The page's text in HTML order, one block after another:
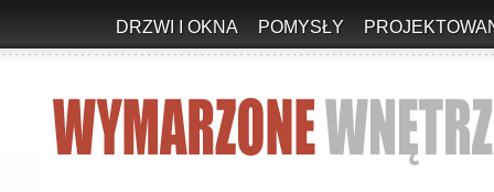
DRZWI I OKNA POMYSŁY